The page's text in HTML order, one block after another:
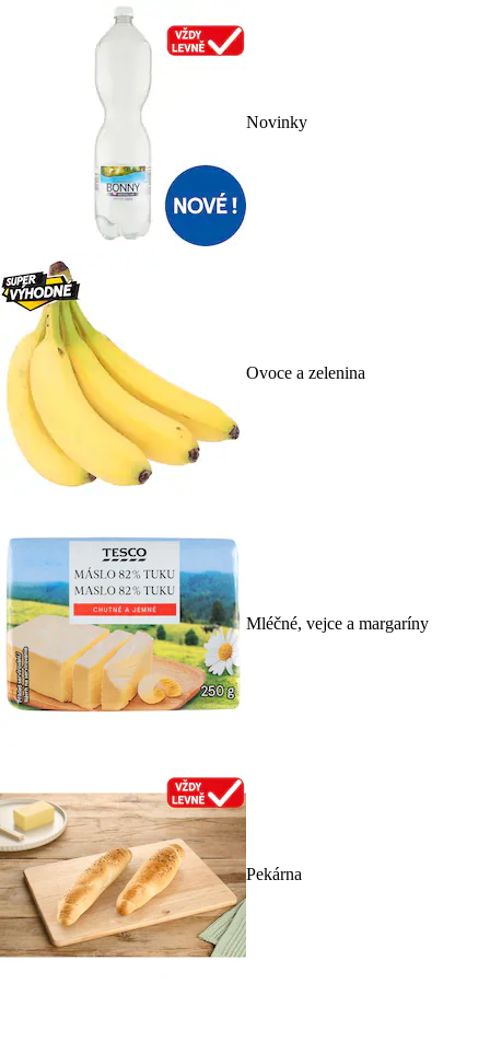
Novinky
Ovoce a zelenina
Mléčné, vejce a margaríny
Pekárna